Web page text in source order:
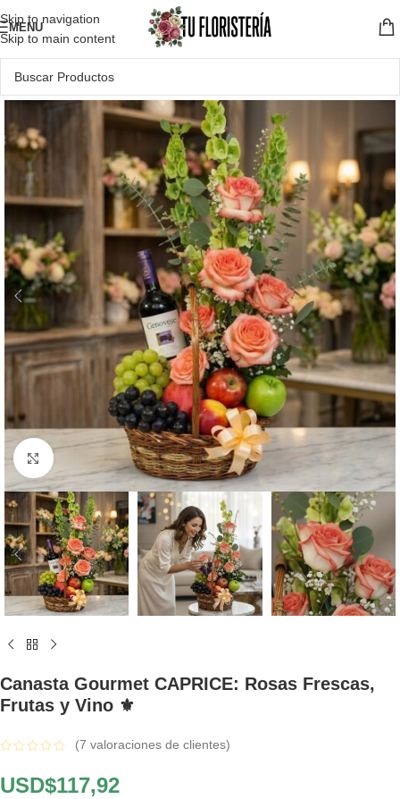
Skip to navigation
Skip to main content
MENU
Click to enlarge
Canasta Gourmet CAPRICE: Rosas Frescas,
Frutas y Vino ⚜️
(7 valoraciones de clientes)
USD$117,92